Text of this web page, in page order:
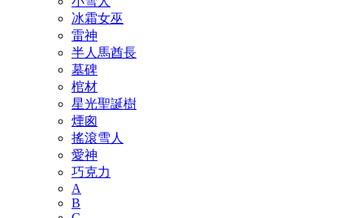
冰霜女巫
雷神
半人馬酋長
墓碑
棺材
星光聖誕樹
煙囪
搖滾雪人
愛神
巧克力
A
B